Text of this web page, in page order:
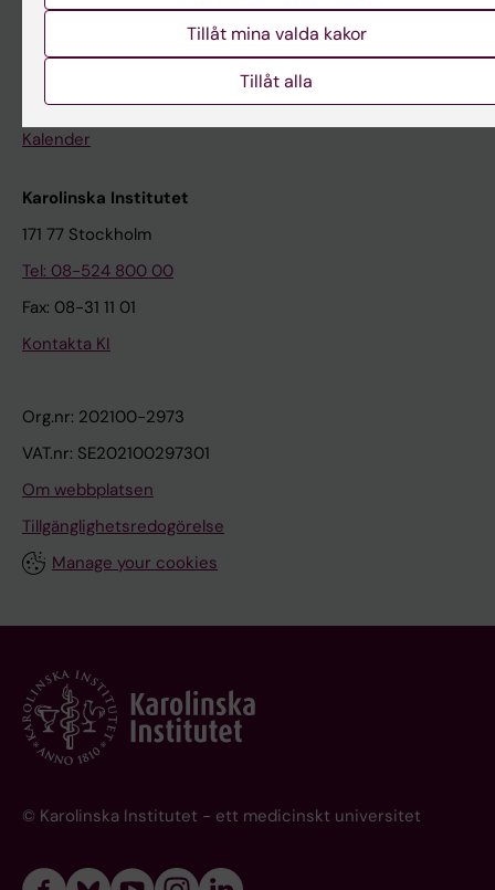
Studiedeltagare sökes
På gång
Kalender
Karolinska Institutet
171 77 Stockholm
Tel: 08-524 800 00
Fax: 08-31 11 01
Kontakta KI
Org.nr: 202100-2973
VAT.nr: SE202100297301
Om webbplatsen
Tillgänglighetsredogörelse
Manage your cookies
© Karolinska Institutet - ett medicinskt universitet
Tillåt mina valda kakor
Tillåt alla